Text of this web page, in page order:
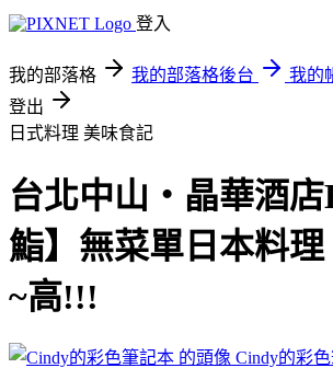
登入
我的部落格 我的部落格後台
我的
登出
日式料理 美味食記
台北中山‧晶華酒店
鮨】無菜單日本料
~高!!!
Cindy的彩